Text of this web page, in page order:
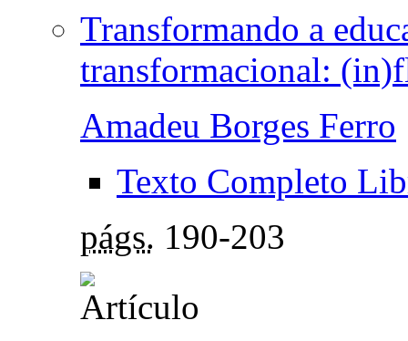
Transformando a
transformacional:
Amadeu Borges Ferro
Texto Completo
págs. 190-203